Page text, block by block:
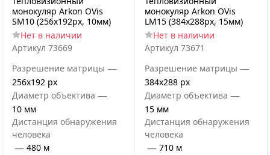
монокуляр Arkon OVis
SM10 (256x192px, 10мм)
Нет в наличии
Артикул 73669
Разрешение матрицы —
256x192 px
Диаметр объектива —
10 мм
Дистанция обнаружения
человека
— 480 м
монокуляр Arkon OVis
LM15 (384x288px, 15мм)
Нет в наличии
Артикул 73671
Разрешение матрицы —
384x288 px
Диаметр объектива —
15 мм
Дистанция обнаружения
человека
— 710 м